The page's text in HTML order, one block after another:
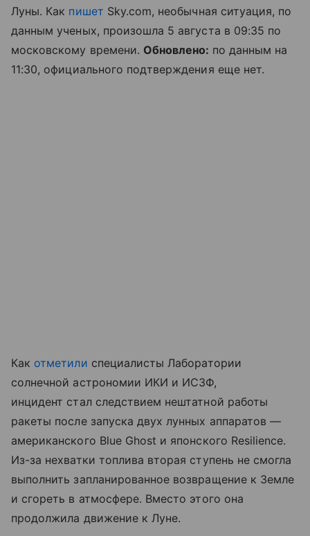
Луны. Как пишет Sky.com, необычная ситуация, по
данным ученых, произошла 5 августа в 09:35 по
московскому времени. Обновлено: по данным на
11:30, официального подтверждения еще нет.
Как отметили специалисты Лаборатории
солнечной астрономии ИКИ и ИСЗФ,
инцидент стал следствием нештатной работы
ракеты после запуска двух лунных аппаратов —
американского Blue Ghost и японского Resilience.
Из-за нехватки топлива вторая ступень не смогла
выполнить запланированное возвращение к Земле
и сгореть в атмосфере. Вместо этого она
продолжила движение к Луне.